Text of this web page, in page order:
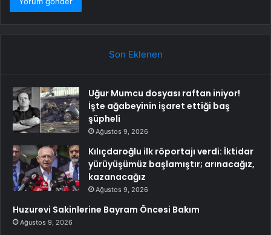
Son Eklenen
Uğur Mumcu dosyası raftan iniyor!
İşte ağabeyinin işaret ettiği baş
şüpheli
Ağustos 9, 2026
Kılıçdaroğlu ilk röportajı verdi: İktidar
yürüyüşümüz başlamıştır; arınacağız,
kazanacağız
Ağustos 9, 2026
Huzurevi Sakinlerine Bayram Öncesi Bakım
Ağustos 9, 2026